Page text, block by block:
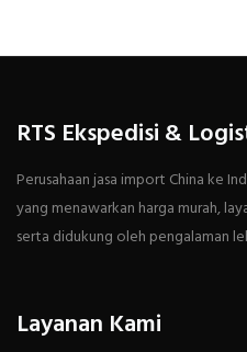
RTS Ekspedisi &
Perusahaan jasa import China ke
yang menawarkan harga murah,
serta didukung oleh pengalaman
Layanan Kami